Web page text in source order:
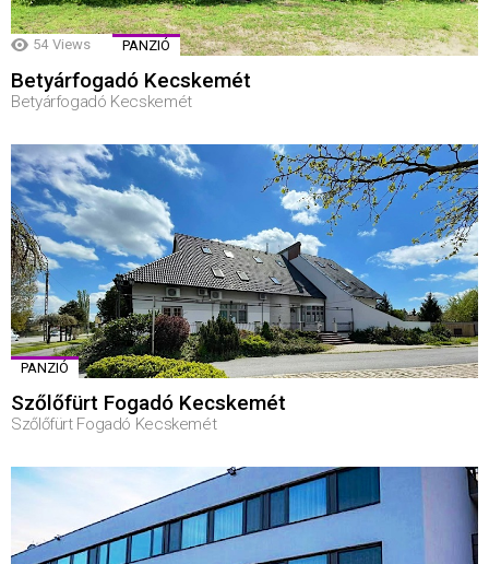
54 Views PANZIÓ
Betyárfogadó Kecskemét
Betyárfogadó Kecskemét
PANZIÓ
Szőlőfürt Fogadó Kecskemét
Szőlőfürt Fogadó Kecskemét